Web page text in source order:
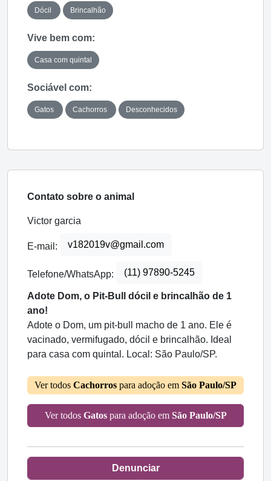
Dócil Brincalhão
Vive bem com:
Casa com quintal
Sociável com:
Gatos Cachorros Desconhecidos
Contato sobre o animal
Victor garcia
E-mail: v182019v@gmail.com
Telefone/WhatsApp: (11) 97890-5245
Adote Dom, o Pit-Bull dócil e brincalhão de 1
ano!
Adote o Dom, um pit-bull macho de 1 ano. Ele é
vacinado, vermifugado, dócil e brincalhão. Ideal
para casa com quintal. Local: São Paulo/SP.
Ver todos Cachorros para adoção em São Paulo/SP
Ver todos Gatospara adoção em São Paulo/SP
Denunciar